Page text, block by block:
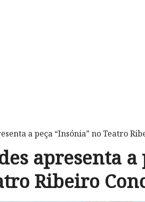
a peça “Insónia” no Teatro
apresenta a
Ribeiro